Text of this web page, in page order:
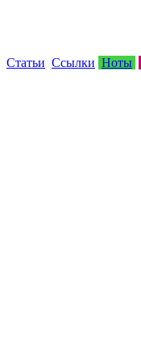
Статьи Ссылки Ноты